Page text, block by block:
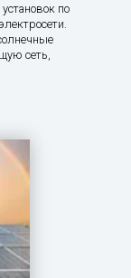
по
сеть,